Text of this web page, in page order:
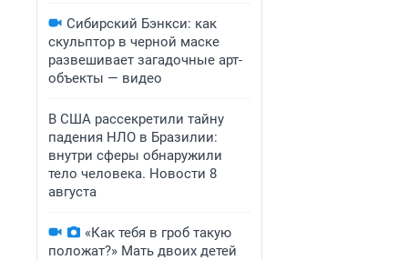
Сибирский Бэнкси: как
скульптор в черной маске
развешивает загадочные арт-
объекты — видео
В США рассекретили тайну
падения НЛО в Бразилии:
внутри сферы обнаружили
тело человека. Новости 8
августа
«Как тебя в гроб такую
положат?» Мать двоих детей